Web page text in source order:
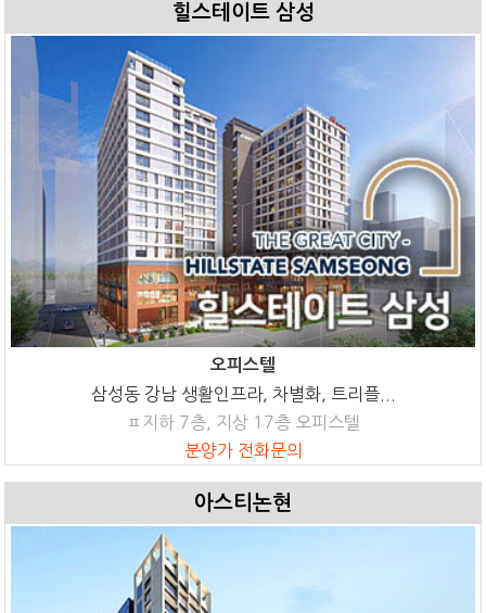
힐스테이트 삼성
오피스텔
삼성동 강남 생활인프라, 차별화, 트리플...
ㅍ지하 7층, 지상 17층 오피스텔
분양가 전화문의
아스티논현